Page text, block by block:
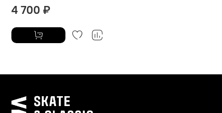
4 700 ₽